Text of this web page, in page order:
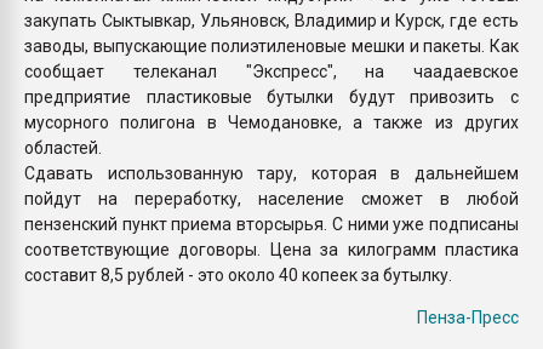
закупать Сыктывкар, Ульяновск, Владимир и Курск, где есть
заводы, выпускающие полиэтиленовые мешки и пакеты. Как
сообщает телеканал "Экспресс", на чаадаевское
предприятие пластиковые бутылки будут привозить с
мусорного полигона в Чемодановке, а также из других
областей.
Сдавать использованную тару, которая в дальнейшем
пойдут на переработку, население сможет в любой
пензенский пункт приема вторсырья. С ними уже подписаны
соответствующие договоры. Цена за килограмм пластика
составит 8,5 рублей - это около 40 копеек за бутылку.
Пенза-Пресс